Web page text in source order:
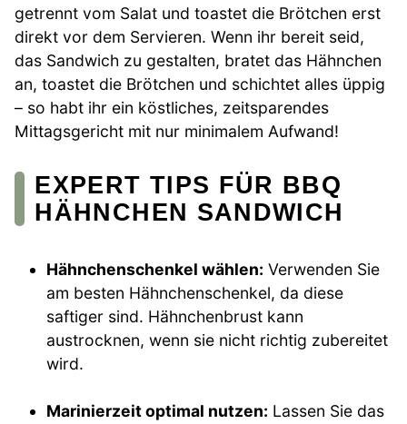
getrennt vom Salat und toastet die Brötchen erst
direkt vor dem Servieren. Wenn ihr bereit seid,
das Sandwich zu gestalten, bratet das Hähnchen
an, toastet die Brötchen und schichtet alles üppig
– so habt ihr ein köstliches, zeitsparendes
Mittagsgericht mit nur minimalem Aufwand!
EXPERT TIPS FÜR BBQ
HÄHNCHEN SANDWICH
Hähnchenschenkel wählen: Verwenden Sie
am besten Hähnchenschenkel, da diese
saftiger sind. Hähnchenbrust kann
austrocknen, wenn sie nicht richtig zubereitet
wird.
Marinierzeit optimal nutzen: Lassen Sie das